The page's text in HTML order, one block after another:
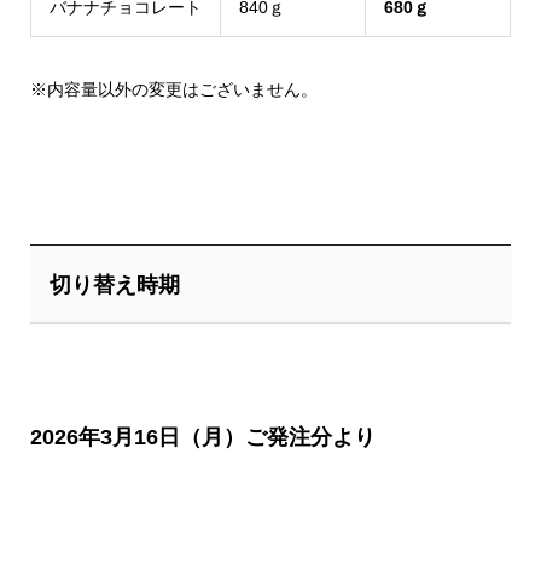
バナナチョコレート 840ｇ 680ｇ
※内容量以外の変更はございません。
切り替え時期
2026年3月16日（月）ご発注分より